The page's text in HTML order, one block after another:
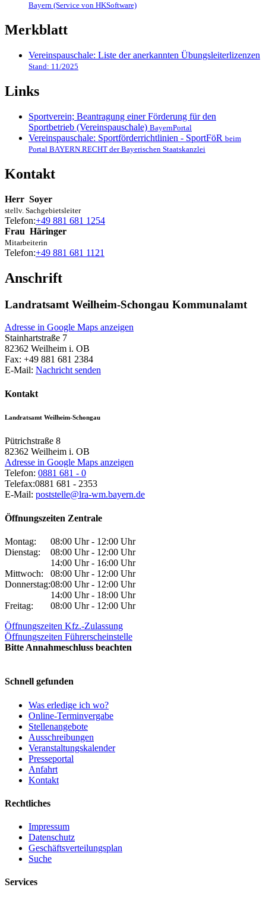
Bayern (Service von HKSoftware)
Merkblatt
Vereinspauschale: Liste der anerkannten Übungsleiterlizenzen
Stand: 11/2025
Links
Sportverein; Beantragung einer Förderung für den
Sportbetrieb (Vereinspauschale) BayernPortal
Vereinspauschale: Sportförderrichtlinien - SportFöR beim
Portal BAYERN.RECHT der Bayerischen Staatskanzlei
Kontakt
Herr Soyer
stellv. Sachgebietsleiter
Telefon:+49 881 681 1254
Frau Häringer
Mitarbeiterin
Telefon:+49 881 681 1121
Anschrift
Landratsamt Weilheim-Schongau Kommunalamt
Adresse in Google Maps anzeigen
Stainhartstraße 7
82362 Weilheim i. OB
Fax: +49 881 681 2384
E-Mail: Nachricht senden
Kontakt
Landratsamt Weilheim-Schongau
Pütrichstraße 8
82362 Weilheim i. OB
Adresse in Google Maps anzeigen
Telefon: 0881 681 - 0
Telefax:0881 681 - 2353
E-Mail: poststelle@lra-wm.bayern.de
Öffnungszeiten Zentrale
Montag:
08:00 Uhr - 12:00 Uhr
Dienstag:
08:00 Uhr - 12:00 Uhr
14:00 Uhr - 16:00 Uhr
Mittwoch:
08:00 Uhr - 12:00 Uhr
Donnerstag:08:00 Uhr - 12:00 Uhr
14:00 Uhr - 18:00 Uhr
Freitag:
08:00 Uhr - 12:00 Uhr
Öffnungszeiten Kfz.-Zulassung
Öffnungszeiten Führerscheinstelle
Bitte Annahmeschluss beachten
Schnell gefunden
Was erledige ich wo?
Online-Terminvergabe
Stellenangebote
Ausschreibungen
Veranstaltungskalender
Presseportal
Anfahrt
Kontakt
Rechtliches
Impressum
Datenschutz
Geschäftsverteilungsplan
Suche
Services